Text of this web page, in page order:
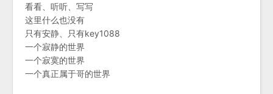
看看、听听、写写
这里什么也没有
只有安静、只有key1088
一个寂静的世界
一个寂寞的世界
一个真正属于哥的世界